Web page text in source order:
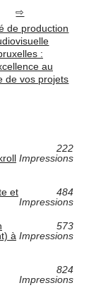
de production
:
au
de vos projets
222
Impressions
et
484
Impressions
à
573
Impressions
824
Impressions